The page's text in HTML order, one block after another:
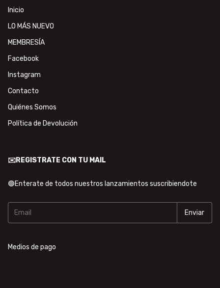
Inicio
LO MÁS NUEVO
MEMBRESÍA
Facebook
Instagram
Contacto
Quiénes Somos
Política de Devolución
✉️REGISTRATE CON TU MAIL
🟢Enterate de todos nuestros lanzamientos suscribiendote
Medios de pago